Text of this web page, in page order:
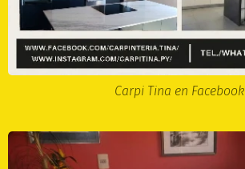
Carpi Tina en Facebook